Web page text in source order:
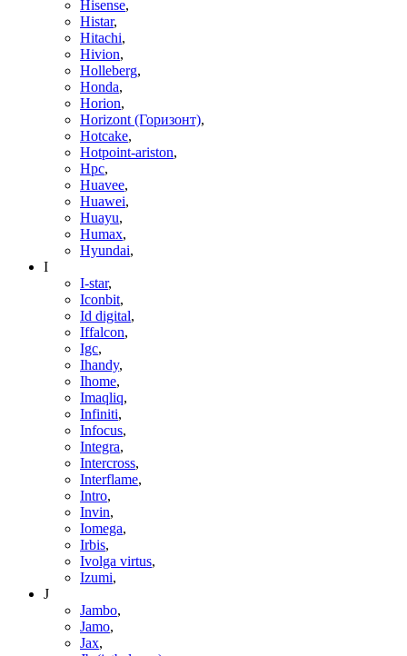
Hisense,
Histar,
Hitachi,
Hivion,
Holleberg,
Honda,
Horion,
Horizont (Горизонт),
Hotcake,
Hotpoint-ariston,
Hpc,
Huavee,
Huawei,
Huayu,
Humax,
Hyundai,
I
I-star,
Iconbit,
Id digital,
Iffalcon,
Igc,
Ihandy,
Ihome,
Imaqliq,
Infiniti,
Infocus,
Integra,
Intercross,
Interflame,
Intro,
Invin,
Iomega,
Irbis,
Ivolga virtus,
Izumi,
J
Jambo,
Jamo,
Jax,